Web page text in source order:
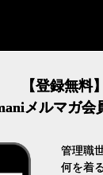
【登録無料】
メルマガ会
管理職
何を着